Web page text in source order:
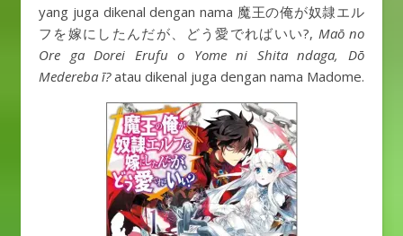
yang juga dikenal dengan nama 魔王の俺が奴隷エル
フを嫁にしたんだが、どう愛でればいい?, Maō no
Ore ga Dorei Erufu o Yome ni Shita ndaga, Dō
Medereba ī?atau dikenal juga dengan nama Madome.